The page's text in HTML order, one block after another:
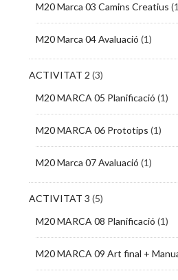
M20 Marca 03 Camins Creatius
M20 Marca 04 Avaluació (1)
ACTIVITAT 2 (3)
M20 MARCA 05 Planificació (1)
M20 MARCA 06 Prototips (1)
M20 Marca 07 Avaluació (1)
ACTIVITAT 3 (5)
M20 MARCA 08 Planificació (1)
M20 MARCA 09 Art final +